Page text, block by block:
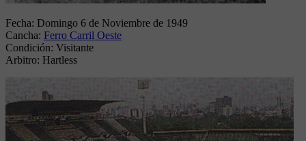
Fecha: Domingo 6 de Noviembre de 1949
Cancha: Ferro Carril Oeste
Condición: Visitante
Arbitro: Hartless